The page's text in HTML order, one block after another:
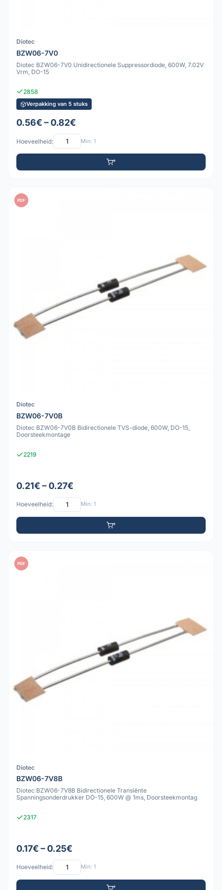
Diotec
BZW06-7V0
Diotec BZW06-7V0 Unidirectionele Suppressordiode, 600W, 7.02V
Vrm, DO-15
2858
Verpakking van 5 stuks
0.56€ – 0.82€
Hoeveelheid: Min: 1
PDF
Diotec
BZW06-7V0B
Diotec BZW06-7V0B Bidirectionele TVS-diode, 600W, DO-15,
Doorsteekmontage
2219
0.21€ – 0.27€
Hoeveelheid: Min: 1
PDF
Diotec
BZW06-7V8B
Diotec BZW06-7V8B Bidirectionele Transiënte
Spanningsonderdrukker DO-15, 600W @ 1ms, Doorsteekmontag
2317
0.17€ – 0.25€
Hoeveelheid: Min: 1